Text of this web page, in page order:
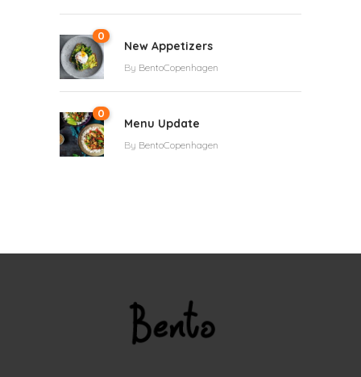
0
New Appetizers
By BentoCopenhagen
0
Menu Update
By BentoCopenhagen